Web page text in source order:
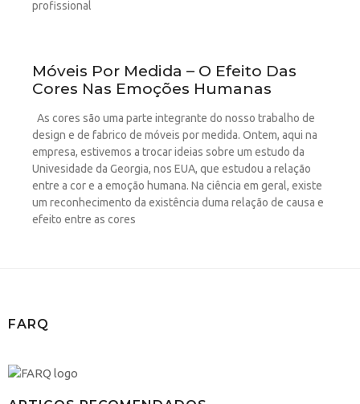
profissional
Móveis Por Medida – O Efeito Das
Cores Nas Emoções Humanas
As cores são uma parte integrante do nosso trabalho de
design e de fabrico de móveis por medida. Ontem, aqui na
empresa, estivemos a trocar ideias sobre um estudo da
Univesidade da Georgia, nos EUA, que estudou a relação
entre a cor e a emoção humana. Na ciência em geral, existe
um reconhecimento da existência duma relação de causa e
efeito entre as cores
FARQ